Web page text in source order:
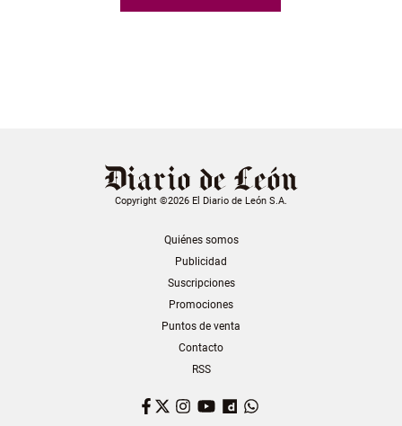
Copyright ©2026 El Diario de León S.A.
Quiénes somos
Publicidad
Suscripciones
Promociones
Puntos de venta
Contacto
RSS
Facebook
TwitterInstagram
YouTubeDailymotion